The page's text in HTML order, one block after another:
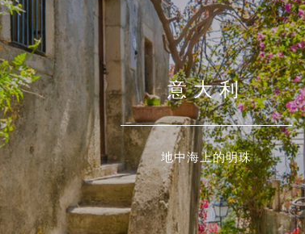
9天 桑尼亚大迁徙与黑猩猩
游猎之旅 （2026 年 7 月 18
日 – 26 日 ）
7 月迎来坦桑尼亚游猎季的巅
峰时刻 —— 此时晴空...
9天8晚
了解更多
意大利
地中海上的明珠